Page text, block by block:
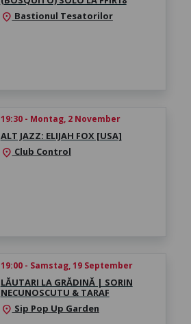
location_on Bastionul Tesatorilor
19:30 - Montag, 2 November
ALT JAZZ: ELIJAH FOX [USA]
location_on Club Control
19:00 - Samstag, 19 September
LĂUTARI LA GRĂDINĂ | SORIN
NECUNOSCUTU & TARAF
location_on Sip Pop Up Garden